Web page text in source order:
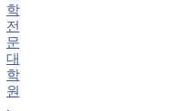
학
전
문
대
학
원
,